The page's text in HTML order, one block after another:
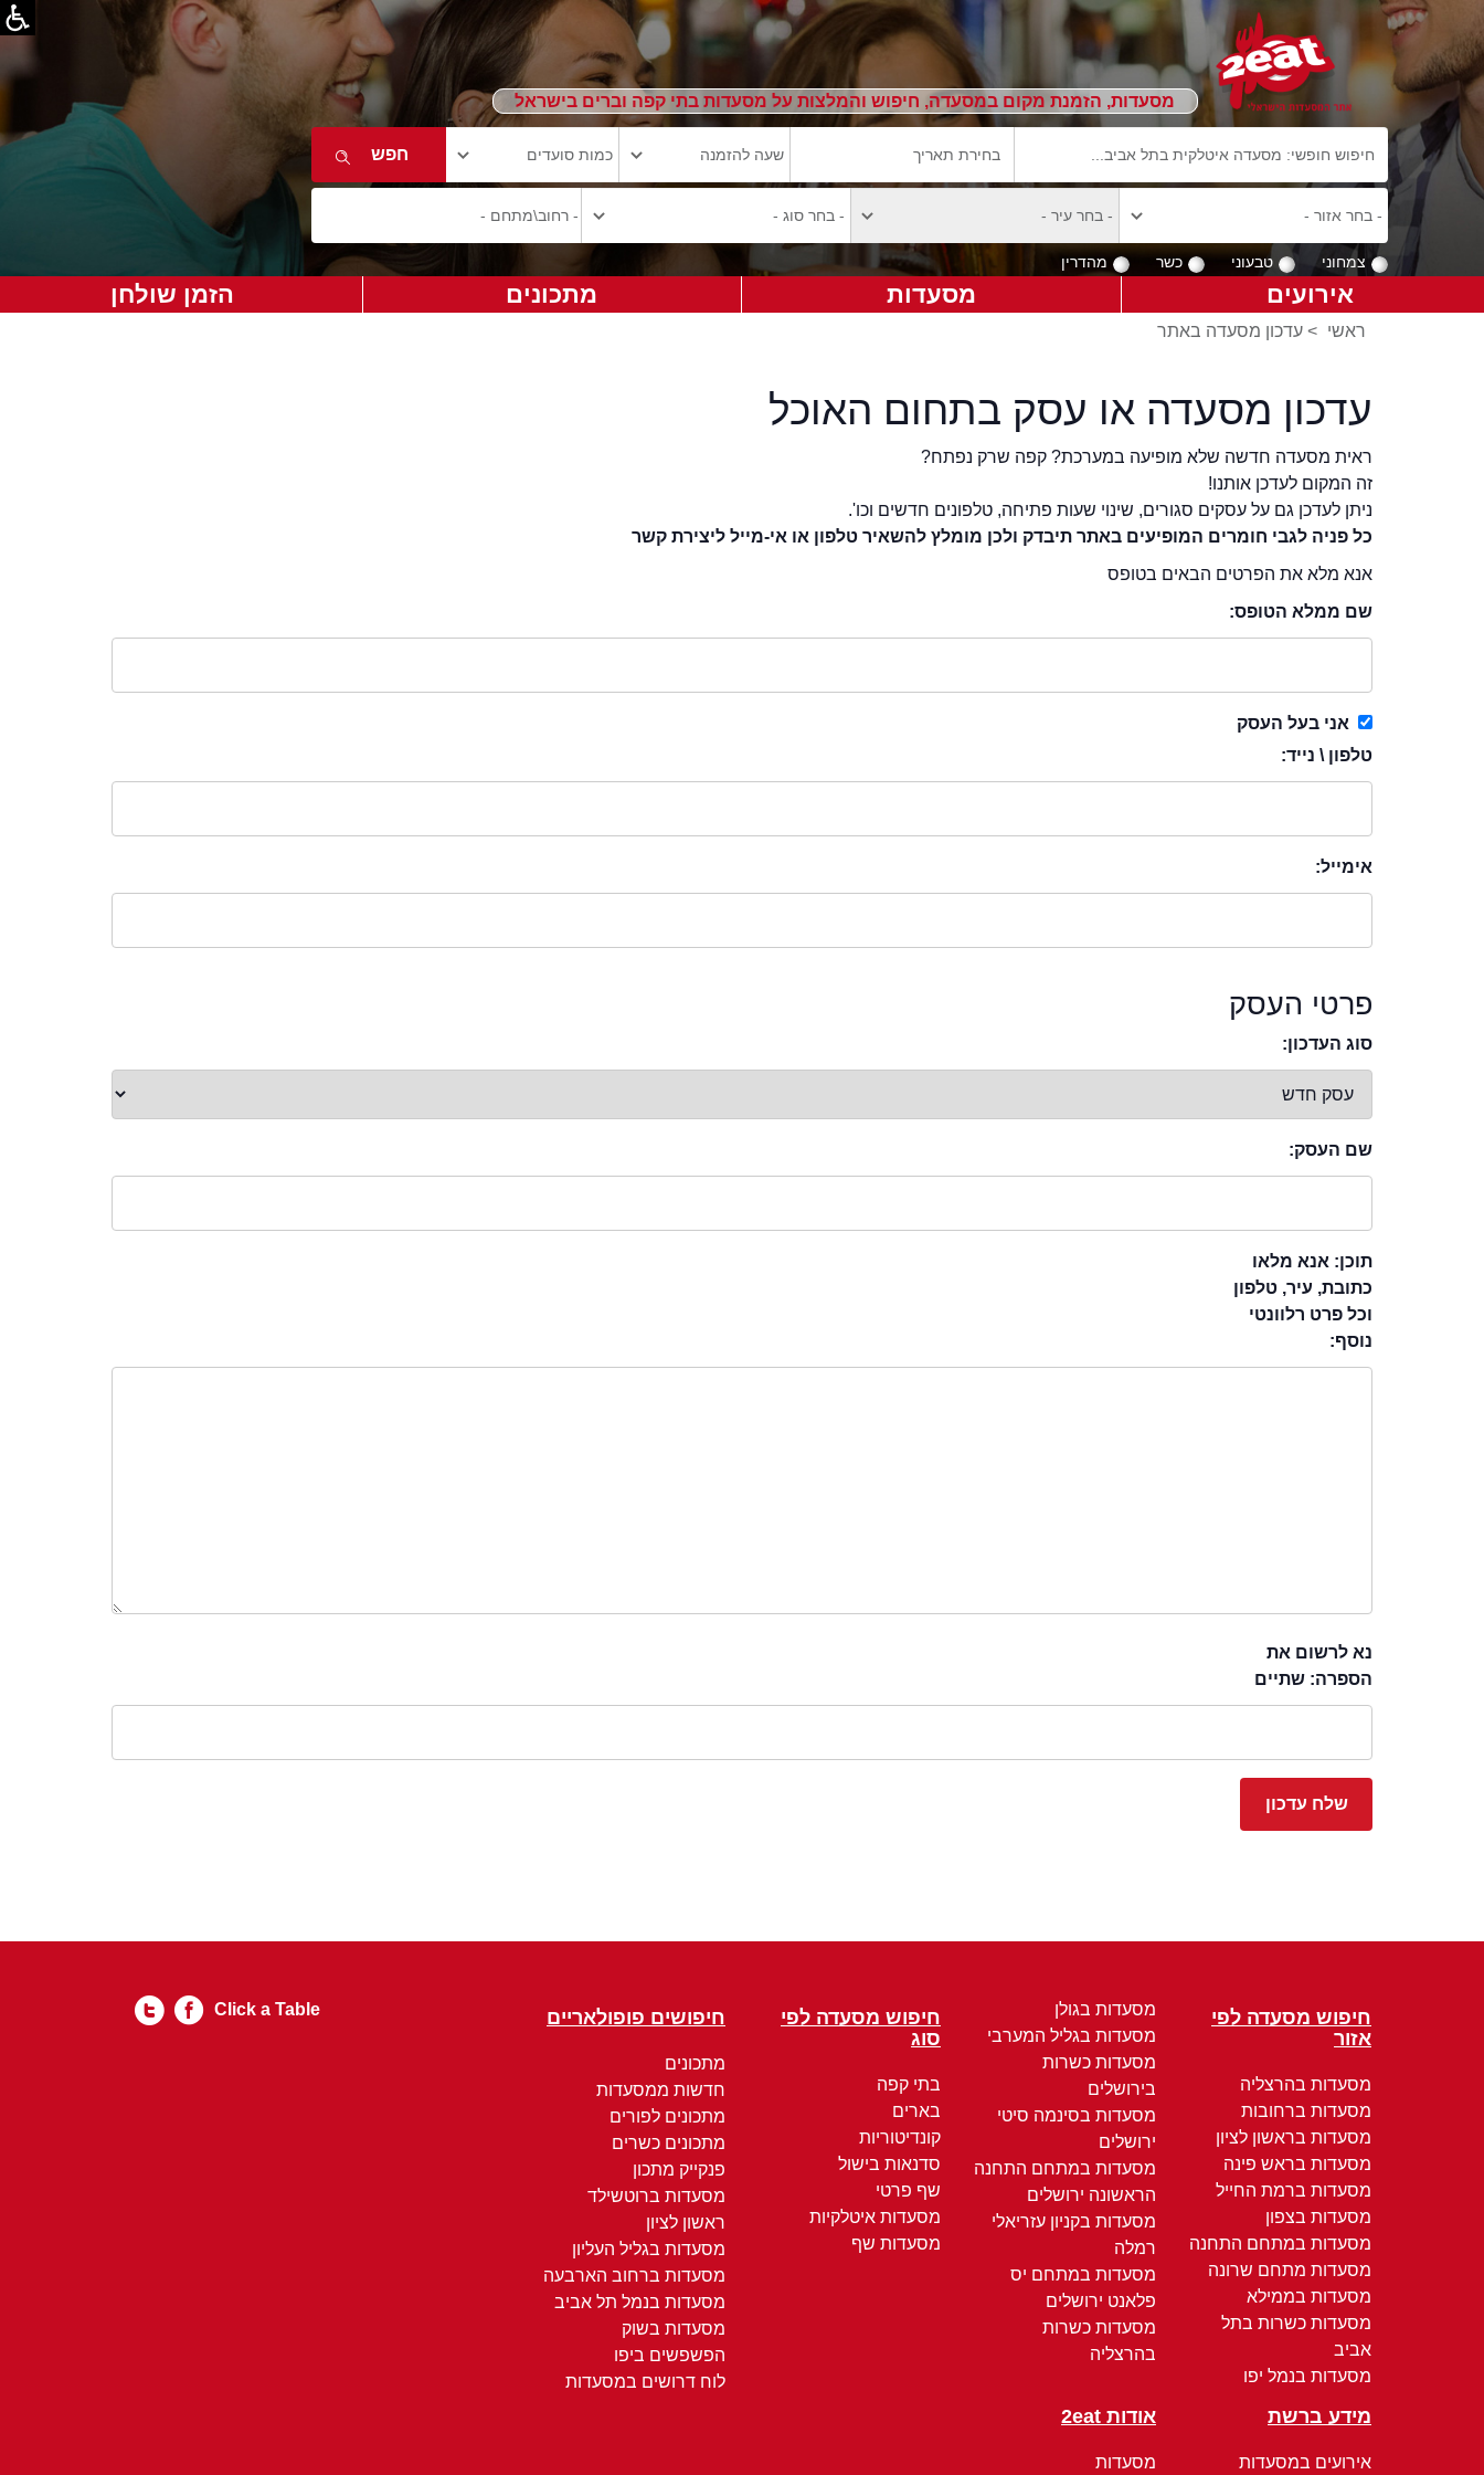
מסעדות, הזמנת מקום במסעדה, חיפוש והמלצות על מסעדות בתי קפה וברים בישראל
צמחוני טבעוני כשר מהדרין
אירועים מסעדות מתכונים הזמן שולחן
ראשי > עדכון מסעדה באתר
עדכון מסעדה או עסק בתחום האוכל
ראית מסעדה חדשה שלא מופיעה במערכת? קפה שרק נפתח?
זה המקום לעדכן אותנו!
ניתן לעדכן גם על עסקים סגורים, שינוי שעות פתיחה, טלפונים חדשים וכו'.
כל פניה לגבי חומרים המופיעים באתר תיבדק ולכן מומלץ להשאיר טלפון או אי-מייל ליצירת קשר
אנא מלא את הפרטים הבאים בטופס
שם ממלא הטופס:
אני בעל העסק
טלפון \ נייד:
אימייל:
פרטי העסק
סוג העדכון:
שם העסק:
תוכן: אנא מלאו
כתובת, עיר, טלפון
וכל פרט רלוונטי
נוסף:
נא לרשום את
הספרה: שתיים
חיפוש מסעדה לפי
אזור
מסעדות בהרצליה
מסעדות ברחובות
מסעדות בראשון לציון
מסעדות בראש פינה
מסעדות ברמת החייל
מסעדות בצפון
מסעדות במתחם התחנה
מסעדות מתחם שרונה
מסעדות בממילא
מסעדות כשרות בתל
אביב
מסעדות בנמל יפו
מסעדות בגולן
מסעדות בגליל המערבי
מסעדות כשרות
בירושלים
מסעדות בסינמה סיטי
ירושלים
מסעדות במתחם התחנה
הראשונה ירושלים
מסעדות בקניון עזריאלי
רמלה
מסעדות במתחם יס
פלאנט ירושלים
מסעדות כשרות
בהרצליה
חיפוש מסעדה לפי
סוג
בתי קפה
בארים
קונדיטוריות
סדנאות בישול
שף פרטי
מסעדות איטלקיות
מסעדות שף
חיפושים פופולאריים
מתכונים
חדשות ממסעדות
מתכונים לפורים
מתכונים כשרים
פנקייק מתכון
מסעדות ברוטשילד
ראשון לציון
מסעדות בגליל העליון
מסעדות ברחוב הארבעה
מסעדות בנמל תל אביב
מסעדות בשוק
הפשפשים ביפו
לוח דרושים במסעדות
מידע ברשת
אירועים במסעדות
אודות 2eat
מסעדות
Click a Table